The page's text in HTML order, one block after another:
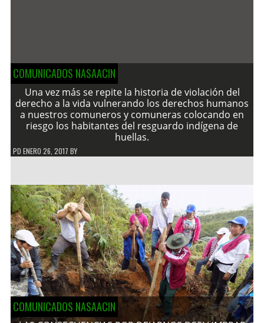
COMUNICADOS NASAACIN
Una vez más se repite la historia de violación del
derecho a la vida vulnerando los derechos humanos
a nuestros comuneros y comuneras colocando en
riesgo los habitantes del resguardo indígena de
huellas.
PD ENERO 26, 2017 BY
COMUNICADOS NASAACIN